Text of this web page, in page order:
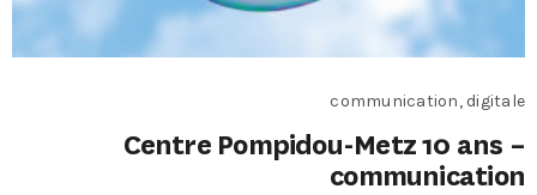
communication, digitale
Centre Pompidou-Metz 10 ans –
communication